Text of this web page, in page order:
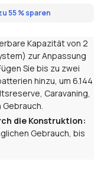
55 % sparen
Kapazität von 2
zur Anpassung
Sie bis zu zwei
hinzu, um 6.144
Caravaning,
die Konstruktion:
Gebrauch, bis